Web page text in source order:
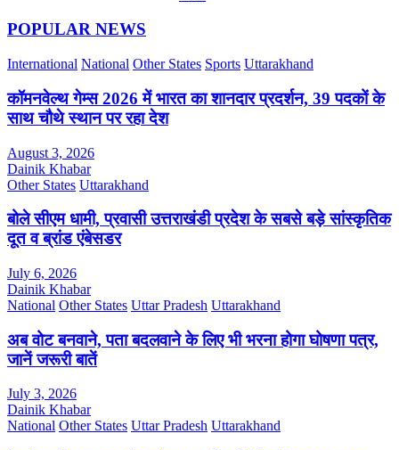
POPULAR NEWS
International National Other States Sports Uttarakhand
कॉमनवेल्थ गेम्स 2026 में भारत का शानदार प्रदर्शन, 39 पदकों के
साथ चौथे स्थान पर रहा देश
August 3, 2026
Dainik Khabar
Other States Uttarakhand
बोले सीएम धामी, प्रवासी उत्तराखंडी प्रदेश के सबसे बड़े सांस्कृतिक
दूत व ब्रांड एंबेसडर
July 6, 2026
Dainik Khabar
National Other States Uttar Pradesh Uttarakhand
अब वोट बनवाने, पता बदलवाने के लिए भी भरना होगा घोषणा पत्र,
जानें जरूरी बातें
July 3, 2026
Dainik Khabar
National Other States Uttar Pradesh Uttarakhand